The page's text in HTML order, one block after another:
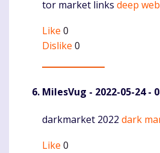
Komentaras
tor market links deep
Like 0
Dislike 0
MilesVug - 2022-05-24 -
Komentaras
darkmarket 2022 dark
Like 0